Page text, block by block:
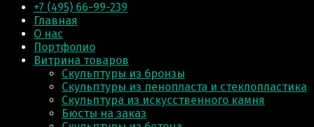
+7 (495) 66-99-239
Главная
О нас
Портфолио
Витрина товаров
Скульптуры из бронзы
Скульптуры из пенопласта и стеклопластика
Скульптура из искусственного камня
Бюсты на заказ